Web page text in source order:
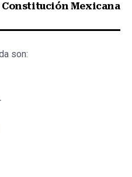
Constitución Mexicana
son: